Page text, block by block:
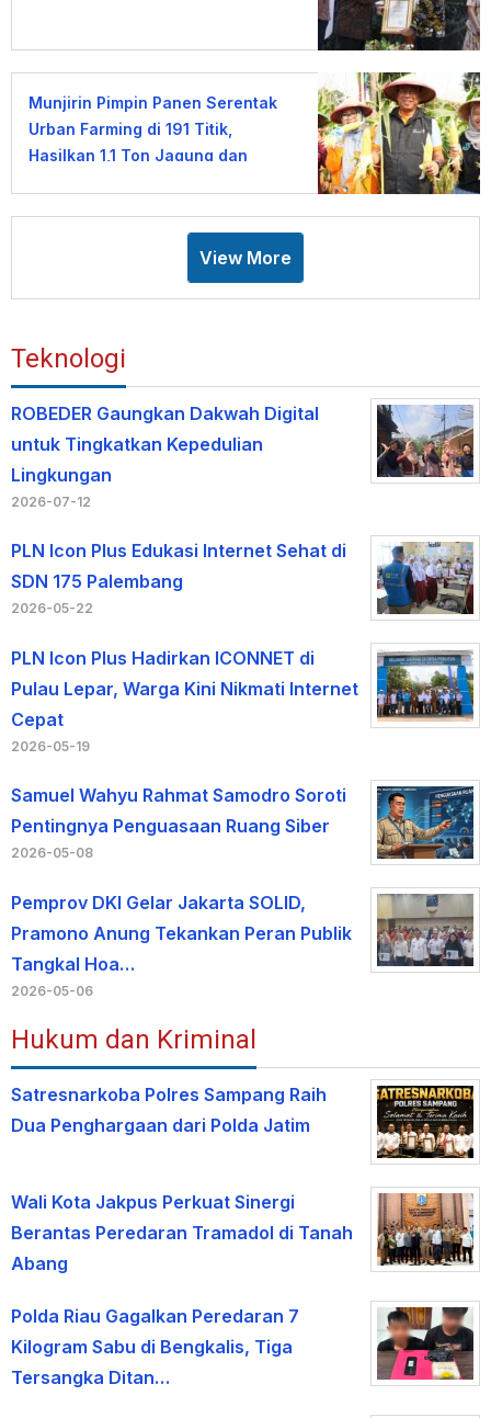
Munjirin Pimpin Panen Serentak
Urban Farming di 191 Titik,
Hasilkan 1,1 Ton Jagung dan
View More
Teknologi
ROBEDER Gaungkan Dakwah Digital
untuk Tingkatkan Kepedulian
Lingkungan
2026-07-12
PLN Icon Plus Edukasi Internet Sehat di
SDN 175 Palembang
2026-05-22
PLN Icon Plus Hadirkan ICONNET di
Pulau Lepar, Warga Kini Nikmati Internet
Cepat
2026-05-19
Samuel Wahyu Rahmat Samodro Soroti
Pentingnya Penguasaan Ruang Siber
2026-05-08
Pemprov DKI Gelar Jakarta SOLID,
Pramono Anung Tekankan Peran Publik
Tangkal Hoa…
2026-05-06
Hukum dan Kriminal
Satresnarkoba Polres Sampang Raih
Dua Penghargaan dari Polda Jatim
Wali Kota Jakpus Perkuat Sinergi
Berantas Peredaran Tramadol di Tanah
Abang
Polda Riau Gagalkan Peredaran 7
Kilogram Sabu di Bengkalis, Tiga
Tersangka Ditan…